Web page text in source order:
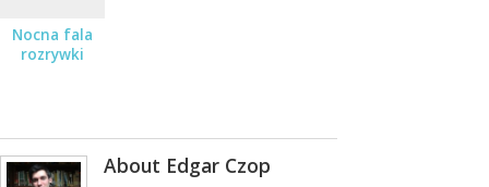
Nocna fala
rozrywki
About Edgar Czop